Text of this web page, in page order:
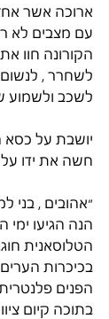
ארוכה אשר
עם מצבים לא
הקורונה חוו
לשחרר ,
לשכב ולשמוע
יושבת על כסא
חשה את ידו על
״אהובים , בני
הנה הגיעו ימי
בכיכרות
הפנים
בתוכה קיום